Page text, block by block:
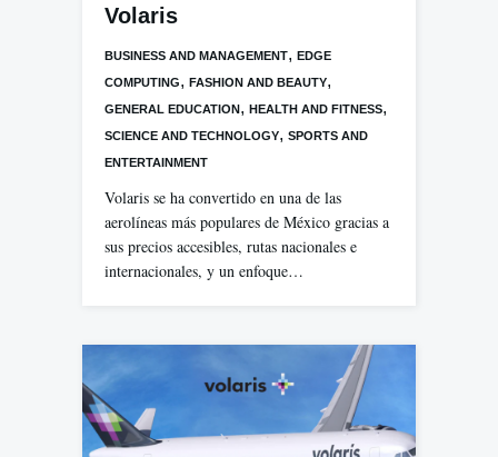
Volaris
BUSINESS AND MANAGEMENT, EDGE
COMPUTING, FASHION AND BEAUTY,
GENERAL EDUCATION, HEALTH AND FITNESS,
SCIENCE AND TECHNOLOGY, SPORTS AND
ENTERTAINMENT
Volaris se ha convertido en una de las
aerolíneas más populares de México gracias a
sus precios accesibles, rutas nacionales e
internacionales, y un enfoque…